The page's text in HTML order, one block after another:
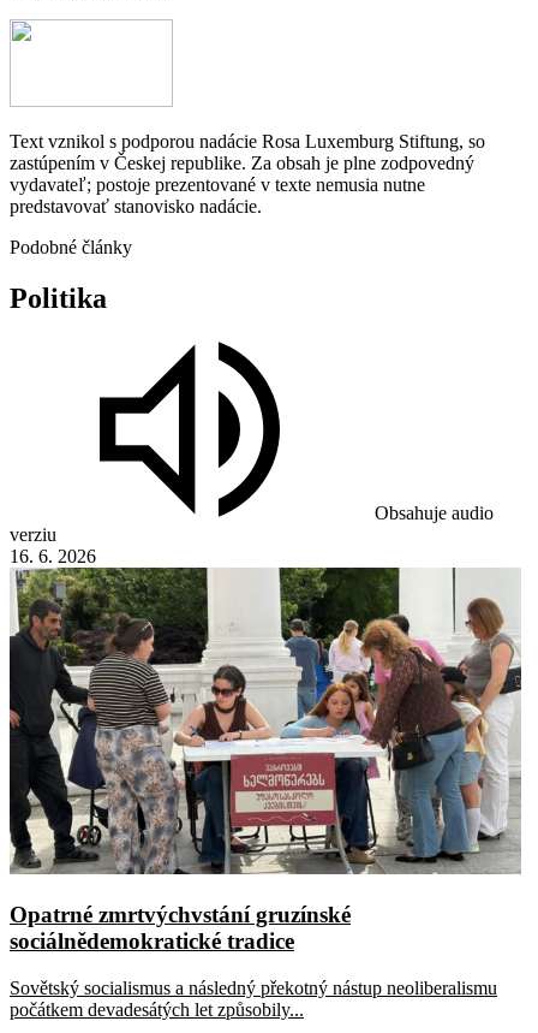
Text vznikol s podporou nadácie Rosa Luxemburg Stiftung, so
zastúpením v Českej republike. Za obsah je plne zodpovedný
vydavateľ; postoje prezentované v texte nemusia nutne
predstavovať stanovisko nadácie.
Podobné články
Politika
Obsahuje audio
verziu
16. 6. 2026
Opatrné zmrtvýchvstání gruzínské
sociálnědemokratické tradice
Sovětský socialismus a následný překotný nástup neoliberalismu
počátkem devadesátých let způsobily...